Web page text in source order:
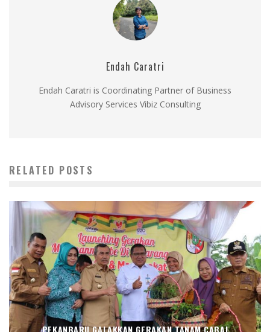
Endah Caratri
Endah Caratri is Coordinating Partner of Business
Advisory Services Vibiz Consulting
RELATED POSTS
PEKANBARU GALAKKAN GERAKAN TANAM CABAI